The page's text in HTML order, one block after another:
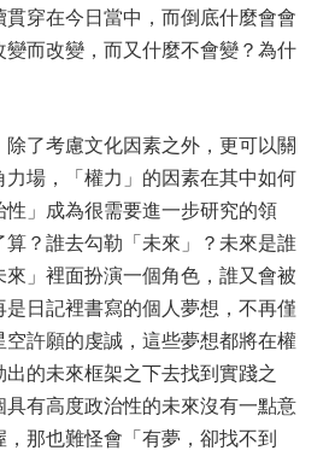
穿在今日當中，而倒底什麼會會
而改變，而又什麼不會變？為什
了考慮文化因素之外，更可以關
場，「權力」的因素在其中如何
」成為很需要進一步研究的領
？誰去勾勒「未來」？未來是誰
」裡面扮演一個角色，誰又會被
日記裡書寫的個人夢想，不再僅
許願的虔誠，這些夢想都將在權
的未來框架之下去找到實踐之
有高度政治性的未來沒有一點意
那也難怪會「有夢，卻找不到